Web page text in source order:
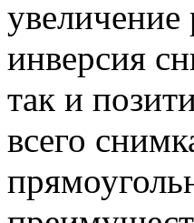
увеличение
инверсия
так и
всего